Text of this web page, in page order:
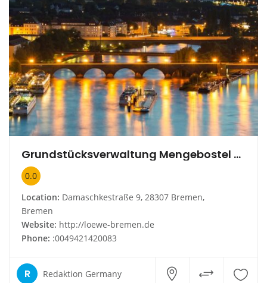
Grundstücksverwaltung Mengebostel GmbH & Co
0.0
Location: Damaschkestraße 9, 28307 Bremen,
Bremen
Website: http://loewe-bremen.de
Phone: :0049421420083
R Redaktion Germany